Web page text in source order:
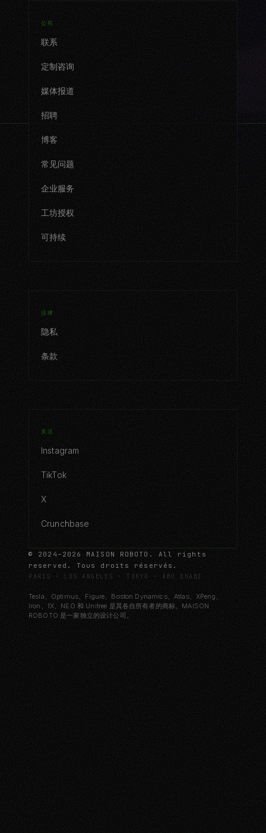
公司
联系
定制咨询
媒体报道
招聘
博客
常见问题
企业服务
工坊授权
可持续
法律
隐私
条款
关注
Instagram
TikTok
X
Crunchbase
© 2024–2026 MAISON ROBOTO. All rights
reserved. Tous droits réservés.
PARIS · LOS ANGELES · TOKYO · ABU DHABI
Tesla、Optimus、Figure、Boston Dynamics、Atlas、XPeng、
Iron、1X、NEO 和 Unitree 是其各自所有者的商标。MAISON
ROBOTO 是一家独立的设计公司。